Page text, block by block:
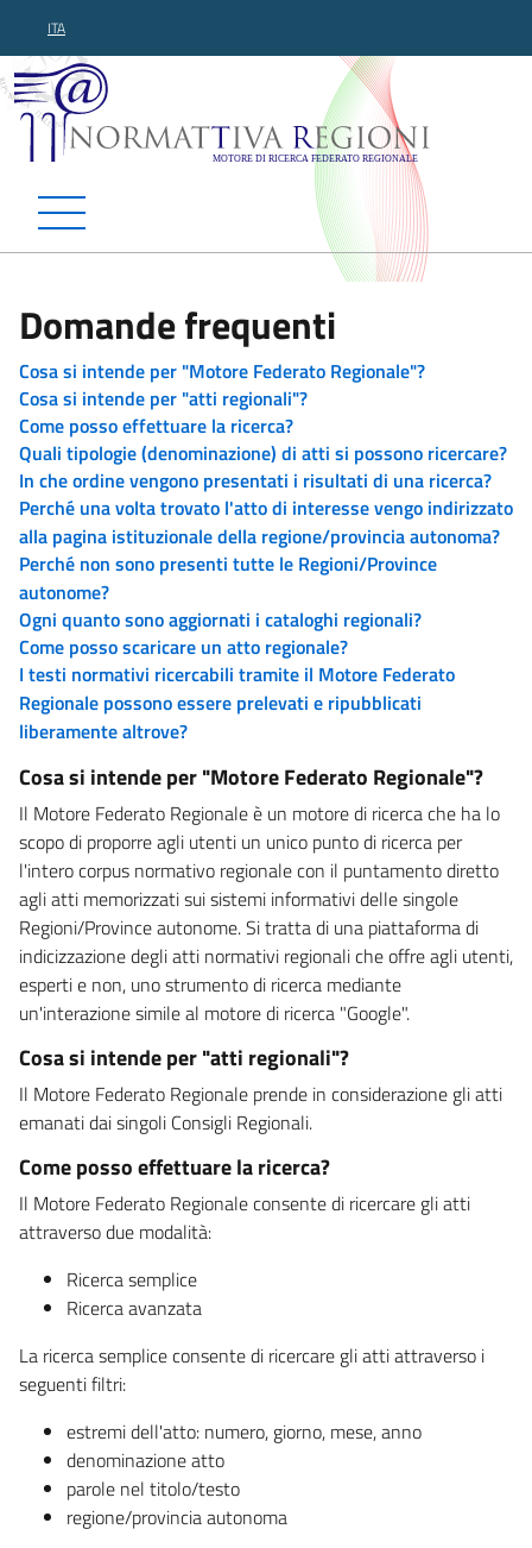
ITA
Normattiva Regioni -
Domande frequenti
Cosa si intende per "Motore Federato Regionale"?
Cosa si intende per "atti regionali"?
Come posso effettuare la ricerca?
Quali tipologie (denominazione) di atti si possono ricercare?
In che ordine vengono presentati i risultati di una ricerca?
Perché una volta trovato l'atto di interesse vengo indirizzato
alla pagina istituzionale della regione/provincia autonoma?
Perché non sono presenti tutte le Regioni/Province
autonome?
Ogni quanto sono aggiornati i cataloghi regionali?
Come posso scaricare un atto regionale?
I testi normativi ricercabili tramite il Motore Federato
Regionale possono essere prelevati e ripubblicati
liberamente altrove?
Cosa si intende per "Motore Federato Regionale"?
Il Motore Federato Regionale è un motore di ricerca che ha lo
scopo di proporre agli utenti un unico punto di ricerca per
l'intero corpus normativo regionale con il puntamento diretto
agli atti memorizzati sui sistemi informativi delle singole
Regioni/Province autonome. Si tratta di una piattaforma di
indicizzazione degli atti normativi regionali che offre agli utenti,
esperti e non, uno strumento di ricerca mediante
un'interazione simile al motore di ricerca "Google".
Cosa si intende per "atti regionali"?
Il Motore Federato Regionale prende in considerazione gli atti
emanati dai singoli Consigli Regionali.
Come posso effettuare la ricerca?
Il Motore Federato Regionale consente di ricercare gli atti
attraverso due modalità:
Ricerca semplice
Ricerca avanzata
La ricerca semplice consente di ricercare gli atti attraverso i
seguenti filtri:
estremi dell'atto: numero, giorno, mese, anno
denominazione atto
parole nel titolo/testo
regione/provincia autonoma